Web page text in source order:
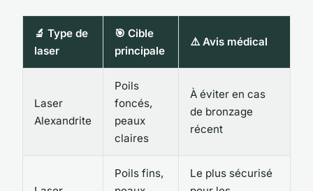
🔬 Type de
laser
🎯 Cible
principale
⚠️ Avis médical
Laser
Alexandrite
Poils
foncés,
peaux
claires
À éviter en cas
de bronzage
récent
Poils fins,
Le plus sécurisé